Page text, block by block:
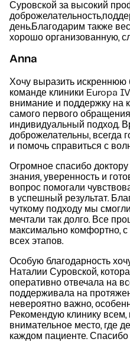
Суровской за высокий
день.Благодарим также
хорошо организованную,
Anna
Хочу выразить искреннюю
команде клиники Europa
внимание и поддержку на
самого первого
индивидуальный подход.
доброжелательны, всегда
и помочь справиться с
Огромное спасибо
знания, уверенность и
вопрос помогали
в успешный результат.
чуткому подходу мы
мечтали так долго. Все
максимально комфортно,
всех этапов.
Особую благодарность
Наталии Суровской,
оперативно отвечала на
поддерживала на
невероятно важно,
Рекомендую клинику
внимательное место, где
каждом пациенте. Спасибо